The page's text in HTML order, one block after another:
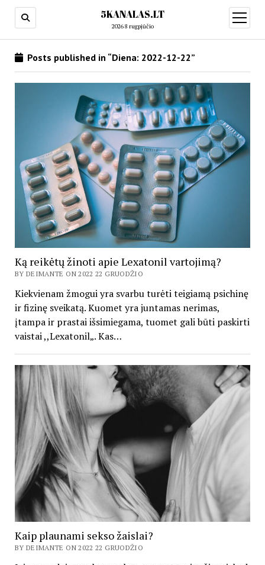
5KANALAS.LT
2026 8 rugpjūčio
open
menu
Posts published in “Diena: 2022-12-22”
Ką reikėtų žinoti apie Lexatonil vartojimą?
BY DEIMANTE ON 2022 22 GRUODŽIO
Kiekvienam žmogui yra svarbu turėti teigiamą psichinę
ir fizinę sveikatą. Kuomet yra juntamas nerimas,
įtampa ir prastai išsimiegama, tuomet gali būti paskirti
vaistai ,,Lexatonil„. Kas…
Kaip plaunami sekso žaislai?
BY DEIMANTE ON 2022 22 GRUODŽIO